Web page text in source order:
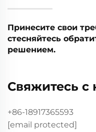
Принесите свои
стесняйтесь
решением.
Свяжитесь с
+86-18917365593
[email protected]